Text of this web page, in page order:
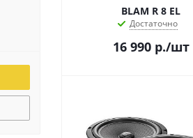
BLAM R 8 EL
Достаточно
16 990р./шт